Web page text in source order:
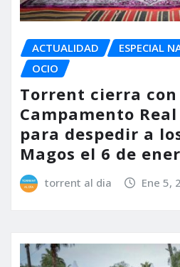
ACTUALIDAD ESPECIAL
OCIO
Torrent cierra
Campamento
para despedir a
Magos el 6 de
torrent al dia Ene 5,